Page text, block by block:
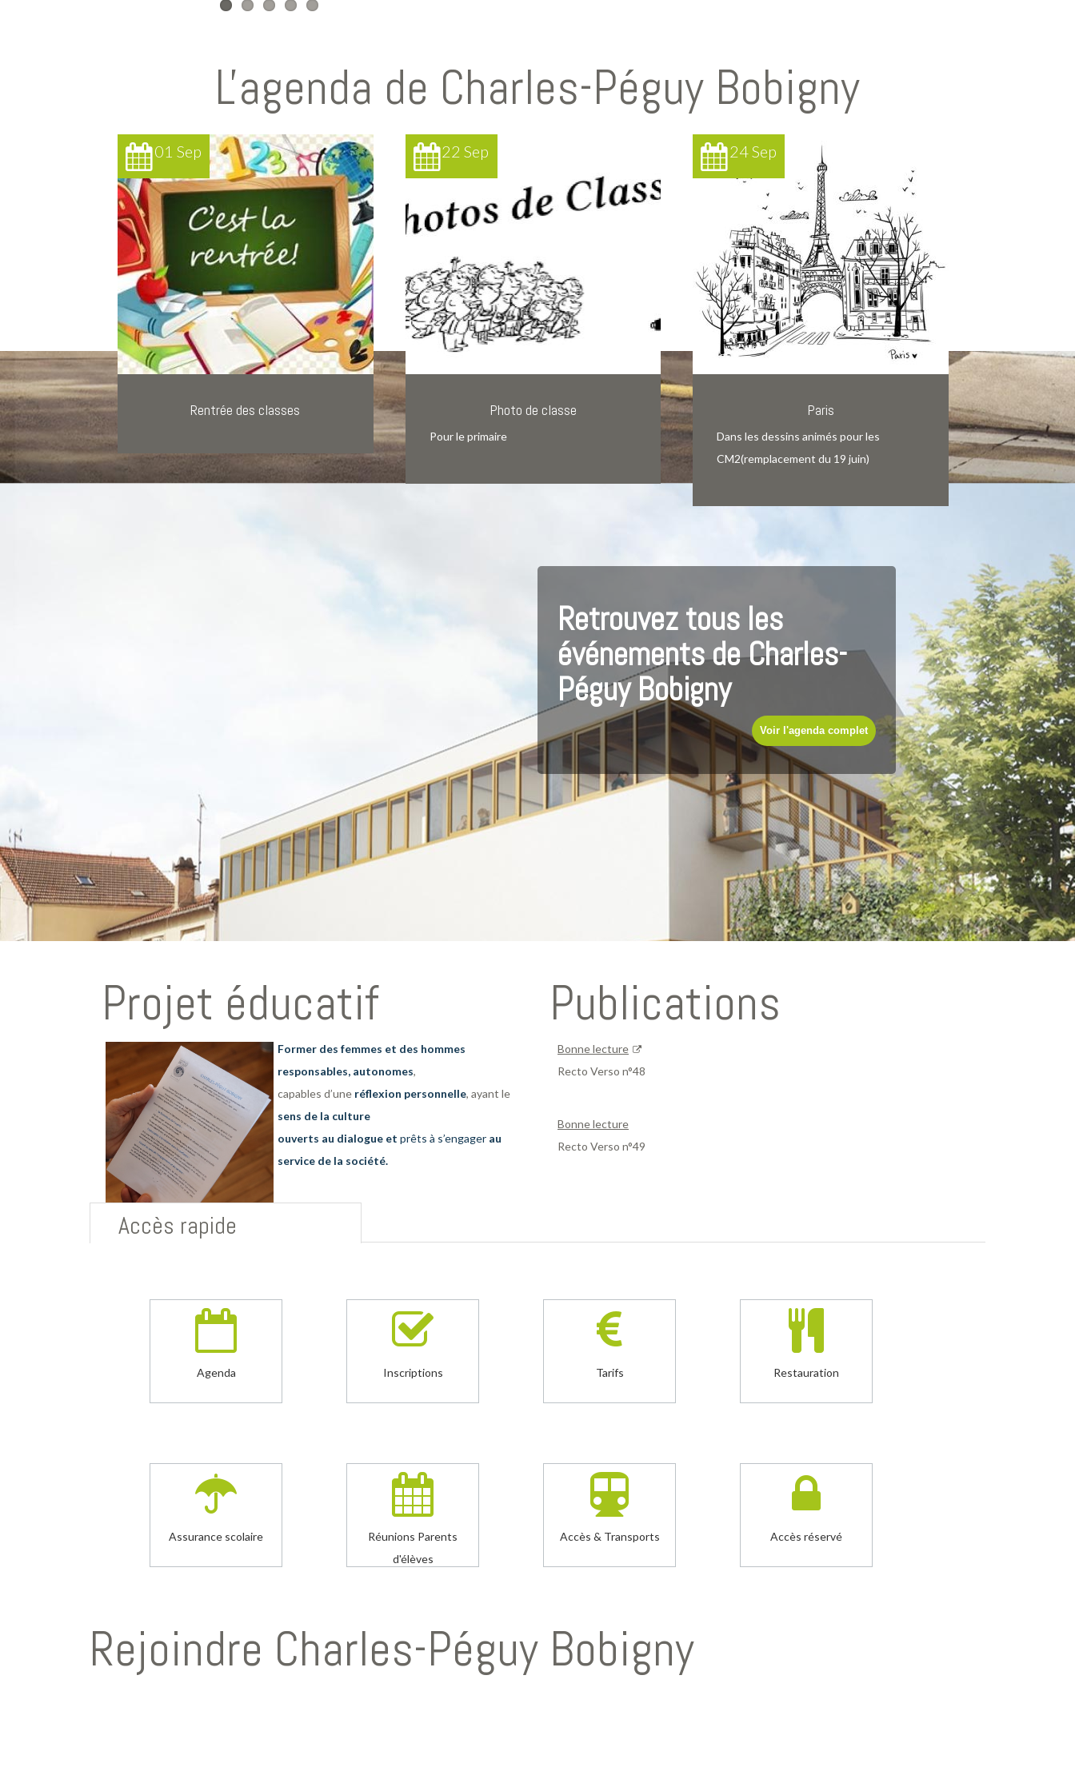
L'agenda de Charles-Péguy Bobigny
01 Sep
Rentrée des classes
22 Sep
Photo de classe
Pour le primaire
24 Sep
Paris
Dans les dessins animés pour les
CM2(remplacement du 19 juin)
Retrouvez tous les
événements de Charles-
Péguy Bobigny
Voir l'agenda complet
Projet éducatif
Former des femmes et des hommes
responsables, autonomes,
capables d’une réflexion personnelle, ayant le
sens de la culture
ouverts au dialogue et prêts à s’engager au
service de la société.
Publications
Bonne lecture
Recto Verso n°48
Bonne lecture
Recto Verso n°49
Bonne lecture
Recto Verso n°48
Bonne lecture
Recto Verso n°49
Accès rapide
Agenda Inscriptions Tarifs Restauration
Assurance scolaire
Réunions Parents
d'élèves
Accès & Transports Accès réservé
Rejoindre Charles-Péguy Bobigny